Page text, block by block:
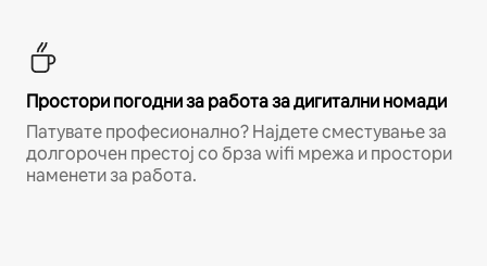
Простори погодни за работа за дигитални номади
Патувате професионално? Најдете сместување за
долгорочен престој со брза wifi мрежа и простори
наменети за работа.